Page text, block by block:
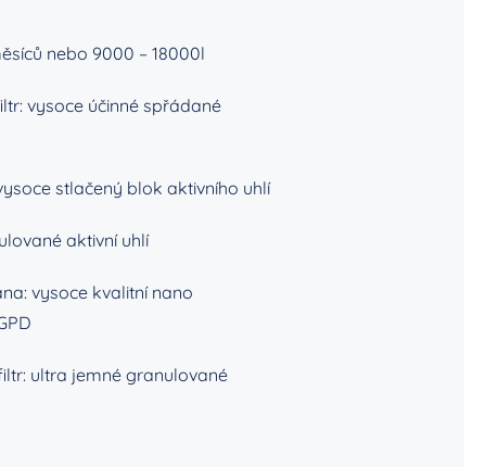
nebo 9000 – 18000l
: vysoce účinné spřádané
stlačený blok aktivního uhlí
aktivní uhlí
: vysoce kvalitní nano
ultra jemné granulované